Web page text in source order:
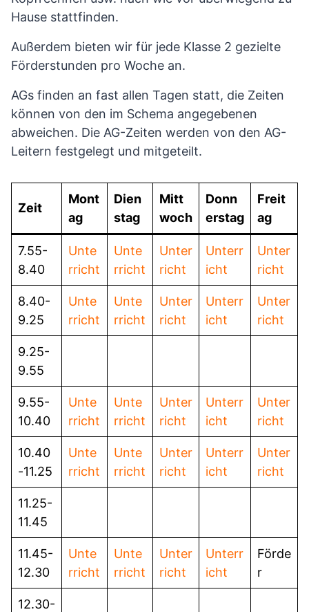
Hause stattfinden.
Außerdem bieten wir für jede Klasse 2 gezielte
Förderstunden pro Woche an.
AGs finden an fast allen Tagen statt, die Zeiten
können von den im Schema angegebenen
abweichen. Die AG-Zeiten werden von den AG-
Leitern festgelegt und mitgeteilt.
Zeit
Mont
ag
Dien
stag
Mitt
woch
Donn
erstag
Freit
ag
7.55-
8.40
Unte
rricht
Unte
rricht
Unter
richt
Unterr
icht
Unter
richt
8.40-
9.25
Unte
rricht
Unte
rricht
Unter
richt
Unterr
icht
Unter
richt
9.25-
9.55
9.55-
10.40
Unte
rricht
Unte
rricht
Unter
richt
Unterr
icht
Unter
richt
10.40
-11.25
Unte
rricht
Unte
rricht
Unter
richt
Unterr
icht
Unter
richt
11.25-
11.45
11.45-
12.30
Unte
rricht
Unte
rricht
Unter
richt
Unterr
icht
Förde
r
12.30-